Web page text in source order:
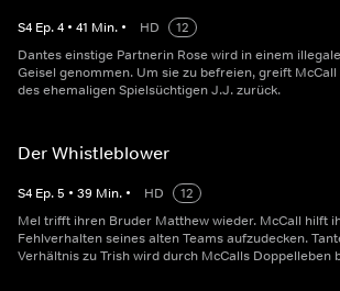
S4 Ep.4 • 41 Min. • HD
12
Dantes einstige Partnerin Rose wird in einem
Geisel genommen. Um sie zu befreien, greift
des ehemaligen Spielsüchtigen J.J. zurück.
Der Whistleblower
S4 Ep.5 • 39 Min. • HD
12
Mel trifft ihren Bruder Matthew wieder. McCall hilft
Fehlverhalten seines alten Teams aufzudecken.
Verhältnis zu Trish wird durch McCalls Doppelleben